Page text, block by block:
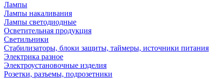
Лампы
Лампы накаливания
Лампы светодиодные
Осветительная продукция
Светильники
Стабилизаторы, блоки защиты, таймеры, источники питания
Электрика разное
Электроустановочные изделия
Розетки, разъемы, подрозетники